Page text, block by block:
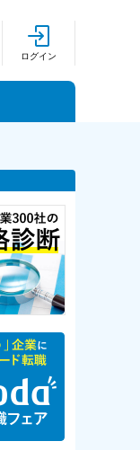
ログイン